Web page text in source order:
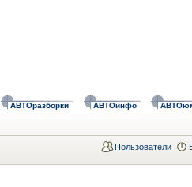
АВТОразборки АВТОинфо
Пользователи